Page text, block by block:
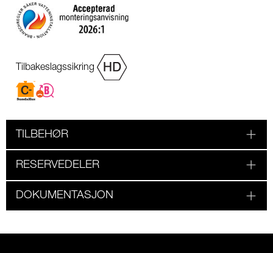
Tilbakeslagssikring
TILBEHØR
RESERVEDELER
DOKUMENTASJON